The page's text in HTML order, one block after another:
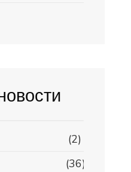
(2)
(36)